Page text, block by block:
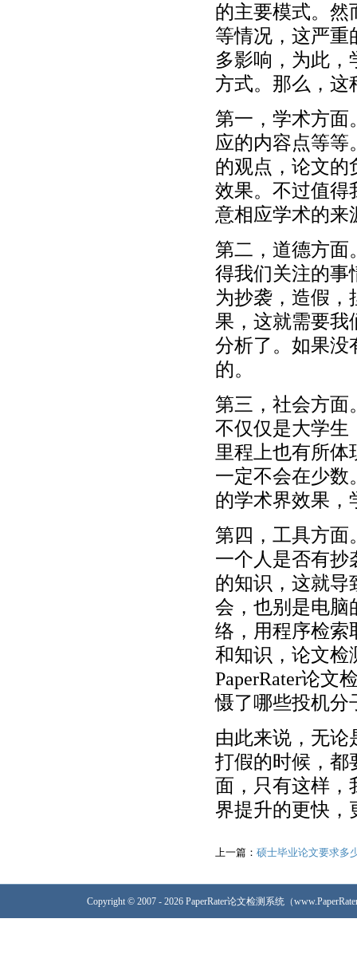
的主要模式。然
等情况，这严重
多影响，为此
方式。那么，这
第一，学术方面
应的内容点等
的观点，论文的
效果。不过值得
意相应学术的来
第二，道德方面
得我们关注的事
为抄袭，造假，
果，这就需要我
分析了。如果没
的。
第三，社会方面
不仅仅是大学生
里程上也有所
一定不会在少数
的学术界效果，
第四，工具方面
一个人是否有抄
的知识，这就导
会，也别是电脑
络，用程序检索
和知识，论文检
PaperRater论文
慑了哪些投机分
由此来说，无论
打假的时候，都
面，只有这样，
界提升的更快，
上一篇： 硕士毕业论文要求多
Copyright © 2007 - 2026 PaperRater论文检测系统（